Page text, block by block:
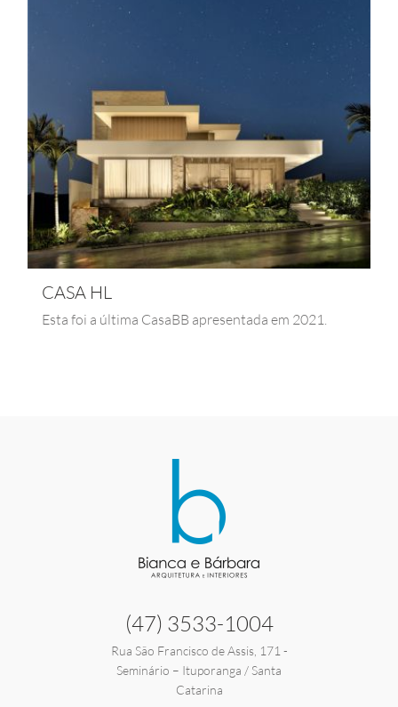
CASA HL
Esta foi a última CasaBB apresentada em 2021.
(47) 3533-1004
Rua São Francisco de Assis, 171 -
Seminário – Ituporanga / Santa
Catarina